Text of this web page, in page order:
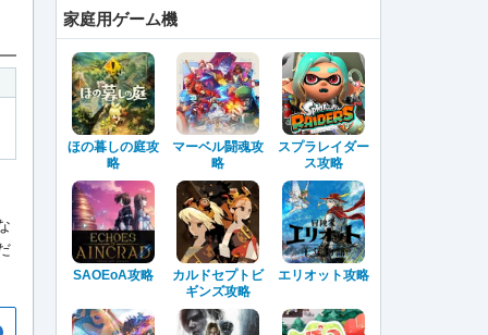
家庭用ゲーム機
ほの暮しの庭攻
略
マーベル闘魂攻
略
スプラレイダー
ス攻略
SAOEoA攻略
カルドセプトビ
ギンズ攻略
エリオット攻略